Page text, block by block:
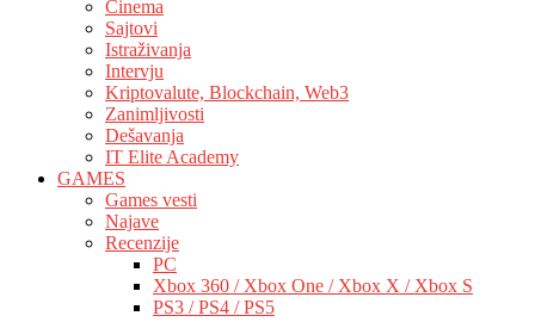
Cinema
Sajtovi
Istraživanja
Intervju
Kriptovalute, Blockchain, Web3
Zanimljivosti
Dešavanja
IT Elite Academy
GAMES
Games vesti
Najave
Recenzije
PC
Xbox 360 / Xbox One / Xbox X / Xbox S
PS3 / PS4 / PS5